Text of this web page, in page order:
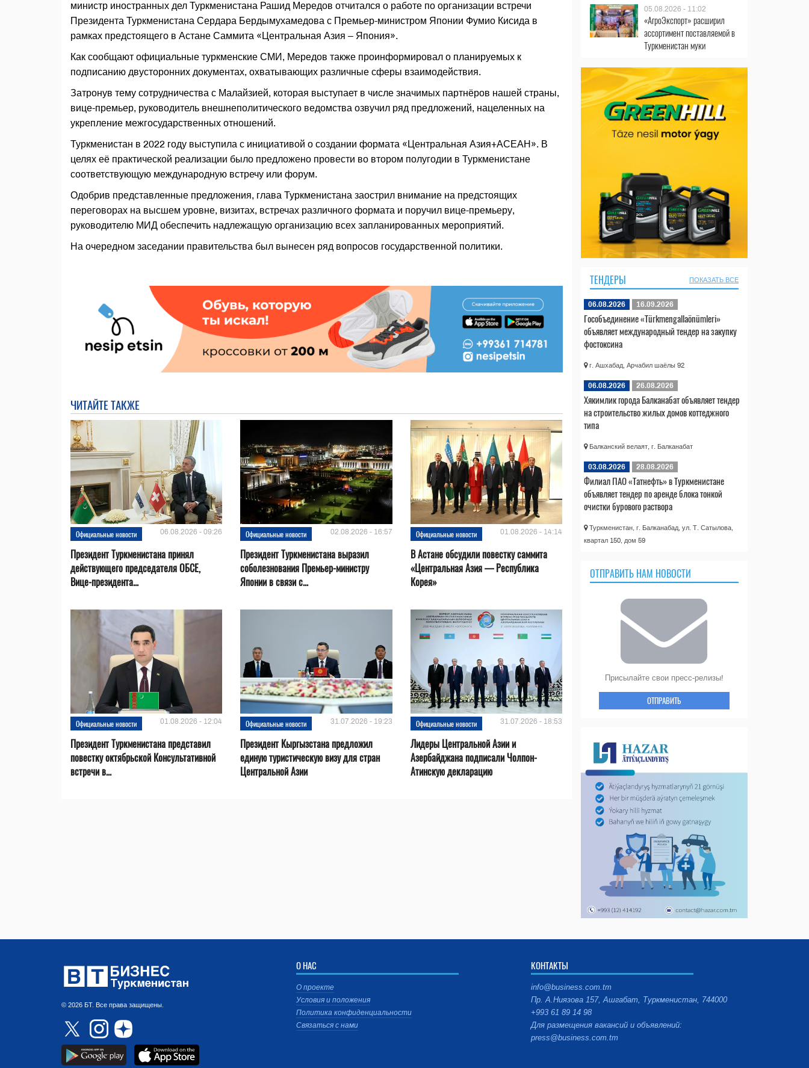
министр иностранных дел Туркменистана Рашид Мередов отчитался о работе по организации встречи
Президента Туркменистана Сердара Бердымухамедова с Премьер-министром Японии Фумио Кисида в
рамках предстоящего в Астане Саммита «Центральная Азия – Япония».
Как сообщают официальные туркменские СМИ, Мередов также проинформировал о планируемых к
подписанию двусторонних документах, охватывающих различные сферы взаимодействия.
Затронув тему сотрудничества с Малайзией, которая выступает в числе значимых партнёров нашей страны,
вице-премьер, руководитель внешнеполитического ведомства озвучил ряд предложений, нацеленных на
укрепление межгосударственных отношений.
Туркменистан в 2022 году выступила с инициативой о создании формата «Центральная Азия+АСЕАН». В
целях её практической реализации было предложено провести во втором полугодии в Туркменистане
соответствующую международную встречу или форум.
Одобрив представленные предложения, глава Туркменистана заострил внимание на предстоящих
переговорах на высшем уровне, визитах, встречах различного формата и поручил вице-премьеру,
руководителю МИД обеспечить надлежащую организацию всех запланированных мероприятий.
На очередном заседании правительства был вынесен ряд воп­росов государственной политики.
ЧИТАЙТЕ ТАКЖЕ
Официальные новости 06.08.2026 - 09:26
Президент Туркменистана принял
действующего председателя ОБСЕ,
Вице-президента...
Официальные новости 02.08.2026 - 16:57
Президент Туркменистана выразил
соболезнования Премьер-министру
Японии в связи с...
Официальные новости 01.08.2026 - 14:14
В Астане обсудили повестку саммита
«Центральная Азия — Республика
Корея»
Официальные новости 01.08.2026 - 12:04
Президент Туркменистана представил
повестку октябрьской Консультативной
встречи в...
Официальные новости 31.07.2026 - 19:23
Президент Кыргызстана предложил
единую туристическую визу для стран
Центральной Азии
Официальные новости 31.07.2026 - 18:53
Лидеры Центральной Азии и
Азербайджана подписали Чолпон-
Атинскую декларацию
05.08.2026 - 11:02
«АгроЭкспорт» расширил
ассортимент поставляемой в
Туркменистан муки
ТЕНДЕРЫ ПОКАЗАТЬ ВСЕ
06.08.2026 16.09.2026
Гособъединение «Türkmengallaönümleri»
объявляет международный тендер на закупку
фостоксина
г. Ашхабад, Арчабил шаёлы 92
06.08.2026 26.08.2026
Хякимлик города Балканабат объявляет тендер
на строительство жилых домов коттеджного
типа
Балканский велаят, г. Балканабат
03.08.2026 28.08.2026
Филиал ПАО «Татнефть» в Туркменистане
объявляет тендер по аренде блока тонкой
очистки бурового раствора
Туркменистан, г. Балканабад, ул. Т. Сатылова,
квартал 150, дом 59
ОТПРАВИТЬ НАМ НОВОСТИ
Присылайте свои пресс-релизы!
ОТПРАВИТЬ
© 2026 БТ. Все права защищены.
О НАС
О проекте
Условия и положения
Политика конфиденциальности
Связаться с нами
КОНТАКТЫ
info@business.com.tm
Пр. А.Ниязова 157, Ашгабат, Туркменистан, 744000
+993 61 89 14 98
Для размещения вакансий и объявлений:
press@business.com.tm